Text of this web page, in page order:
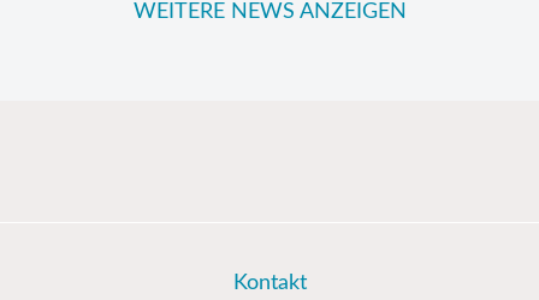
WEITERE NEWS ANZEIGEN
Kontakt